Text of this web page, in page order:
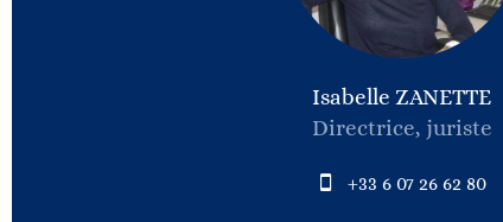
Isabelle ZANETTE
Directrice, juriste
+33 6 07 26 62 80